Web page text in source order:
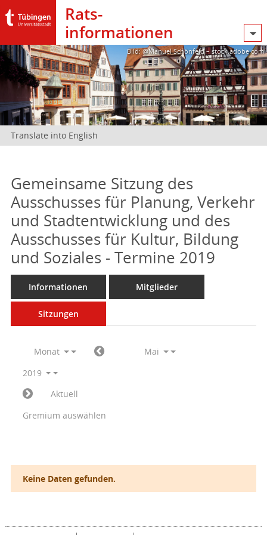
Rats­
informationen
Bild: @Manuel Schönfeld – stock.adobe.com
Translate into English
Gemeinsame Sitzung des
Ausschusses für Planung, Verkehr
und Stadtentwicklung und des
Ausschusses für Kultur, Bildung
und Soziales - Termine 2019
Informationen Mitglieder
Sitzungen
Monat
Mai
2019
Aktuell
Gremium auswählen
Keine Daten gefunden.